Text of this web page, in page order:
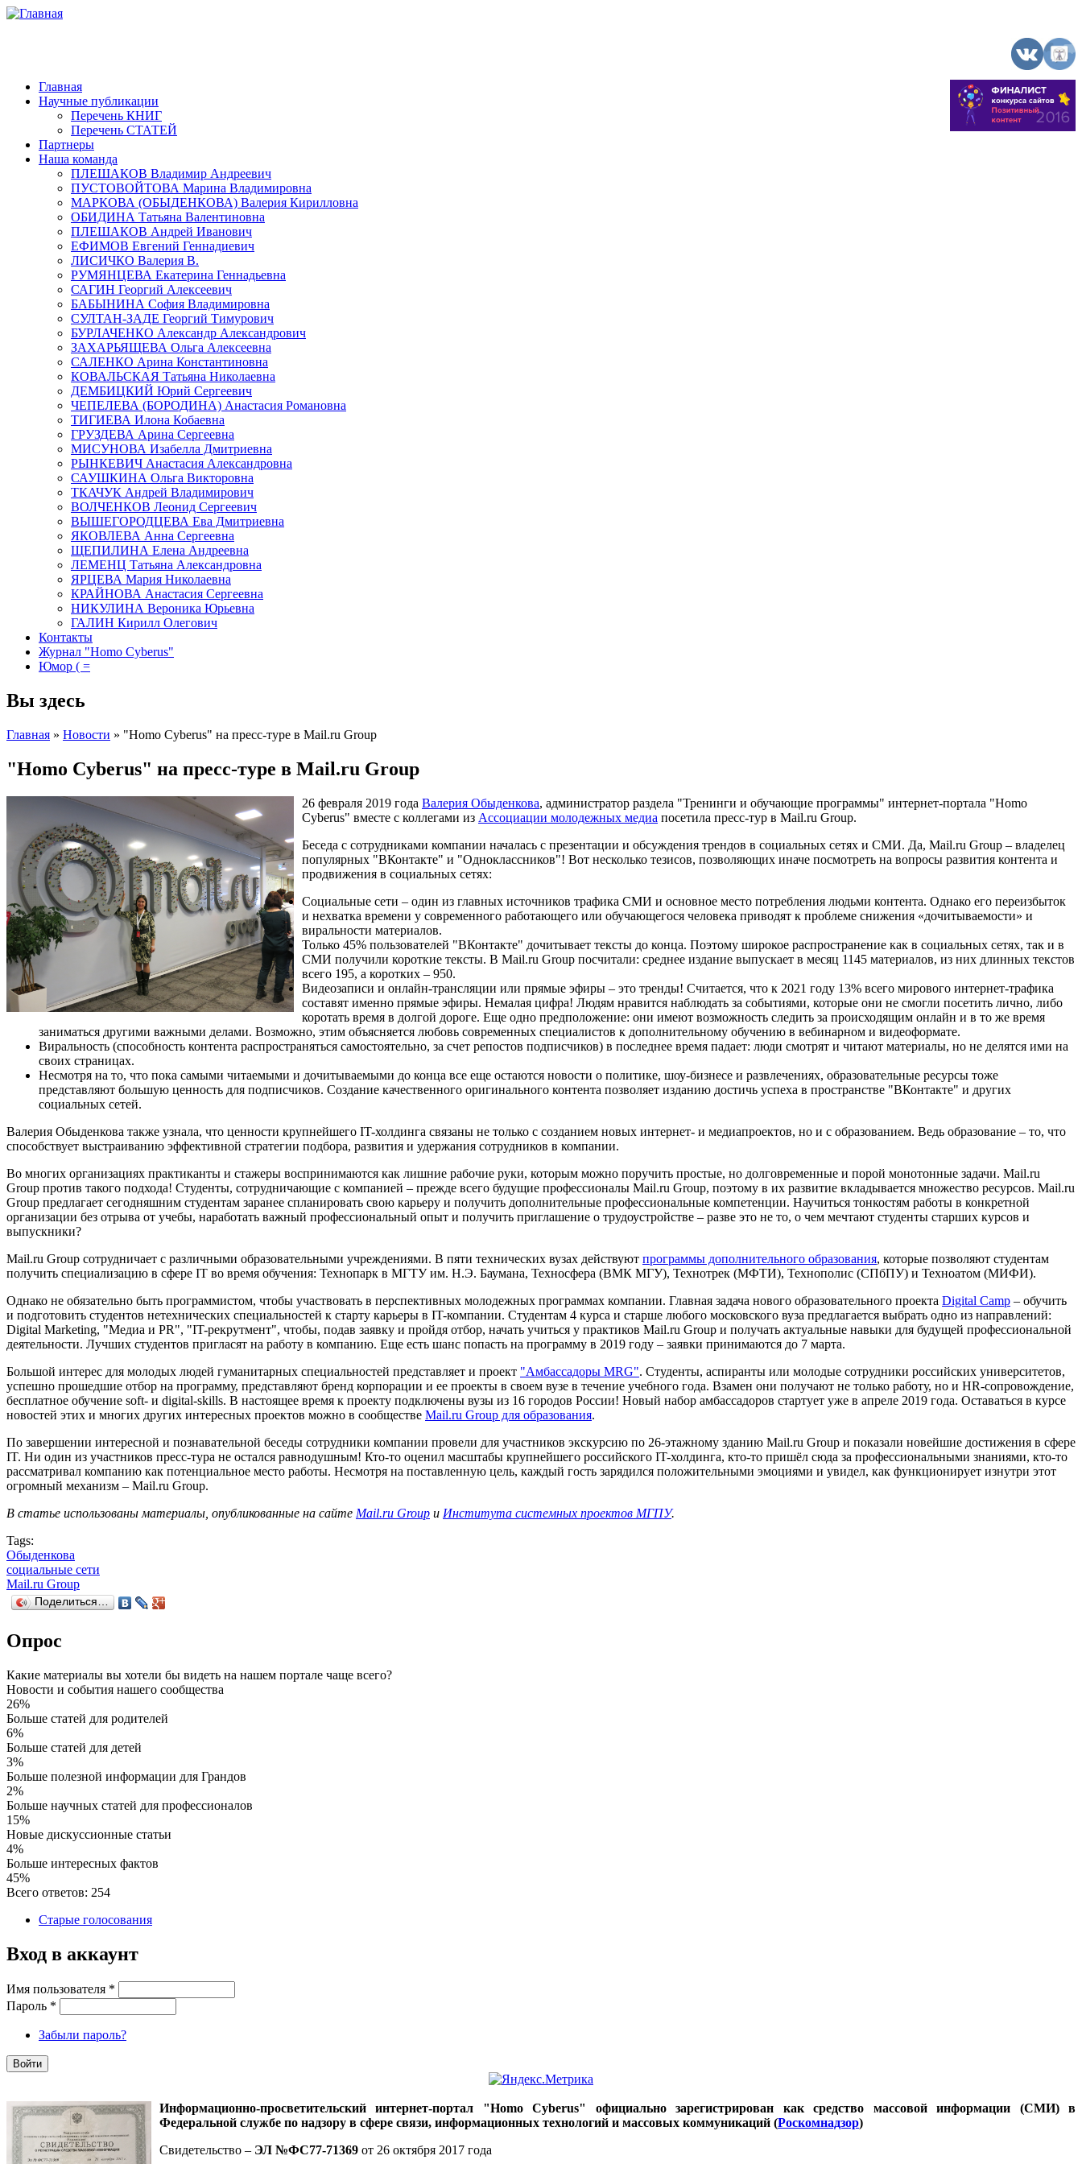
Главная
Научные публикации
Перечень КНИГ
Перечень СТАТЕЙ
Партнеры
Наша команда
ПЛЕШАКОВ Владимир Андреевич
ПУСТОВОЙТОВА Марина Владимировна
МАРКОВА (ОБЫДЕНКОВА) Валерия Кирилловна
ОБИДИНА Татьяна Валентиновна
ПЛЕШАКОВ Андрей Иванович
ЕФИМОВ Евгений Геннадиевич
ЛИСИЧКО Валерия В.
РУМЯНЦЕВА Екатерина Геннадьевна
САГИН Георгий Алексеевич
БАБЫНИНА София Владимировна
СУЛТАН-ЗАДЕ Георгий Тимурович
БУРЛАЧЕНКО Александр Александрович
ЗАХАРЬЯЩЕВА Ольга Алексеевна
САЛЕНКО Арина Константиновна
КОВАЛЬСКАЯ Татьяна Николаевна
ДЕМБИЦКИЙ Юрий Сергеевич
ЧЕПЕЛЕВА (БОРОДИНА) Анастасия Романовна
ТИГИЕВА Илона Кобаевна
ГРУЗДЕВА Арина Сергеевна
МИСУНОВА Изабелла Дмитриевна
РЫНКЕВИЧ Анастасия Александровна
САУШКИНА Ольга Викторовна
ТКАЧУК Андрей Владимирович
ВОЛЧЕНКОВ Леонид Сергеевич
ВЫШЕГОРОДЦЕВА Ева Дмитриевна
ЯКОВЛЕВА Анна Сергеевна
ЩЕПИЛИНА Елена Андреевна
ЛЕМЕНЦ Татьяна Александровна
ЯРЦЕВА Мария Николаевна
КРАЙНОВА Анастасия Сергеевна
НИКУЛИНА Вероника Юрьевна
ГАЛИН Кирилл Олегович
Контакты
Журнал "Homo Cyberus"
Юмор ( =
Вы здесь
Главная » Новости » "Homo Cyberus" на пресс-туре в Mail.ru Group
"Homo Cyberus" на пресс-туре в Mail.ru Group
26 февраля 2019 года Валерия Обыденкова, администратор раздела "Тренинги и обучающие программы" интернет-портала "Homo
Cyberus" вместе с коллегами из Ассоциации молодежных медиа посетила пресс-тур в Mail.ru Group.
Беседа с сотрудниками компании началась с презентации и обсуждения трендов в социальных сетях и СМИ. Да, Mail.ru Group – владелец
популярных "ВКонтакте" и "Одноклассников"! Вот несколько тезисов, позволяющих иначе посмотреть на вопросы развития контента и
продвижения в социальных сетях:
Социальные сети – один из главных источников трафика СМИ и основное место потребления людьми контента. Однако его переизбыток
и нехватка времени у современного работающего или обучающегося человека приводят к проблеме снижения «дочитываемости» и
виральности материалов.
Только 45% пользователей "ВКонтакте" дочитывает тексты до конца. Поэтому широкое распространение как в социальных сетях, так и в
СМИ получили короткие тексты. В Mail.ru Group посчитали: среднее издание выпускает в месяц 1145 материалов, из них длинных текстов
всего 195, а коротких – 950.
Видеозаписи и онлайн-трансляции или прямые эфиры – это тренды! Считается, что к 2021 году 13% всего мирового интернет-трафика
составят именно прямые эфиры. Немалая цифра! Людям нравится наблюдать за событиями, которые они не смогли посетить лично, либо
коротать время в долгой дороге. Еще одно предположение: они имеют возможность следить за происходящим онлайн и в то же время
заниматься другими важными делами. Возможно, этим объясняется любовь современных специалистов к дополнительному обучению в вебинарном и видеоформате.
Виральность (способность контента распространяться самостоятельно, за счет репостов подписчиков) в последнее время падает: люди смотрят и читают материалы, но не делятся ими на
своих страницах.
Несмотря на то, что пока самыми читаемыми и дочитываемыми до конца все еще остаются новости о политике, шоу-бизнесе и развлечениях, образовательные ресурсы тоже
представляют большую ценность для подписчиков. Создание качественного оригинального контента позволяет изданию достичь успеха в пространстве "ВКонтакте" и других
социальных сетей.
Валерия Обыденкова также узнала, что ценности крупнейшего IT-холдинга связаны не только с созданием новых интернет- и медиапроектов, но и с образованием. Ведь образование – то, что
способствует выстраиванию эффективной стратегии подбора, развития и удержания сотрудников в компании.
Во многих организациях практиканты и стажеры воспринимаются как лишние рабочие руки, которым можно поручить простые, но долговременные и порой монотонные задачи. Mail.ru
Group против такого подхода! Студенты, сотрудничающие с компанией – прежде всего будущие профессионалы Mail.ru Group, поэтому в их развитие вкладывается множество ресурсов. Mail.ru
Group предлагает сегодняшним студентам заранее спланировать свою карьеру и получить дополнительные профессиональные компетенции. Научиться тонкостям работы в конкретной
организации без отрыва от учебы, наработать важный профессиональный опыт и получить приглашение о трудоустройстве – разве это не то, о чем мечтают студенты старших курсов и
выпускники?
Mail.ru Group сотрудничает с различными образовательными учреждениями. В пяти технических вузах действуют программы дополнительного образования, которые позволяют студентам
получить специализацию в сфере IT во время обучения: Технопарк в МГТУ им. Н.Э. Баумана, Техносфера (ВМК МГУ), Технотрек (МФТИ), Технополис (СПбПУ) и Техноатом (МИФИ).
Однако не обязательно быть программистом, чтобы участвовать в перспективных молодежных программах компании. Главная задача нового образовательного проекта Digital Camp – обучить
и подготовить студентов нетехнических специальностей к старту карьеры в IT-компании. Студентам 4 курса и старше любого московского вуза предлагается выбрать одно из направлений:
Digital Marketing, "Медиа и PR", "IT-рекрутмент", чтобы, подав заявку и пройдя отбор, начать учиться у практиков Mail.ru Group и получать актуальные навыки для будущей профессиональной
деятельности. Лучших студентов пригласят на работу в компанию. Еще есть шанс попасть на программу в 2019 году – заявки принимаются до 7 марта.
Большой интерес для молодых людей гуманитарных специальностей представляет и проект "Амбассадоры MRG". Студенты, аспиранты или молодые сотрудники российских университетов,
успешно прошедшие отбор на программу, представляют бренд корпорации и ее проекты в своем вузе в течение учебного года. Взамен они получают не только работу, но и HR-сопровождение,
бесплатное обучение soft- и digital-skills. В настоящее время к проекту подключены вузы из 16 городов России! Новый набор амбассадоров стартует уже в апреле 2019 года. Оставаться в курсе
новостей этих и многих других интересных проектов можно в сообществе Mail.ru Group для образования.
По завершении интересной и познавательной беседы сотрудники компании провели для участников экскурсию по 26-этажному зданию Mail.ru Group и показали новейшие достижения в сфере
IT. Ни один из участников пресс-тура не остался равнодушным! Кто-то оценил масштабы крупнейшего российского IT-холдинга, кто-то пришёл сюда за профессиональными знаниями, кто-то
рассматривал компанию как потенциальное место работы. Несмотря на поставленную цель, каждый гость зарядился положительными эмоциями и увидел, как функционирует изнутри этот
огромный механизм – Mail.ru Group.
В статье использованы материалы, опубликованные на сайте Mail.ru Group и Института системных проектов МГПУ.
Tags:
Обыденкова
социальные сети
Mail.ru Group
Поделиться…
Опрос
Какие материалы вы хотели бы видеть на нашем портале чаще всего?
Новости и события нашего сообщества
26%
Больше статей для родителей
6%
Больше статей для детей
3%
Больше полезной информации для Грандов
2%
Больше научных статей для профессионалов
15%
Новые дискуссионные статьи
4%
Больше интересных фактов
45%
Всего ответов: 254
Старые голосования
Вход в аккаунт
Имя пользователя *
Пароль *
Забыли пароль?
Информационно-просветительский интернет-портал "Homo Cyberus" официально зарегистрирован как средство массовой информации (СМИ) в
Федеральной службе по надзору в сфере связи, информационных технологий и массовых коммуникаций (Роскомнадзор)
Свидетельство – ЭЛ №ФС77-71369 от 26 октября 2017 года